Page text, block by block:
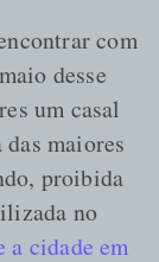
com
desse
um casal
maiores
proibida
no
a cidade em